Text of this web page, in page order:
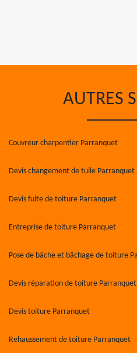
AUTRES
Couvreur charpentier Parranquet
Devis changement de tuile Parranquet
Devis fuite de toiture Parranquet
Entreprise de toiture Parranquet
Pose de bâche et bâchage de toiture
Devis réparation de toiture Parranquet
Devis toiture Parranquet
Rehaussement de toiture Parranquet